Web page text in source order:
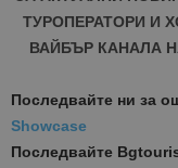
ТУРОПЕРАТОРИ И
ВАЙБЪР КАНАЛА
Последвайте ни за
Showcase
Последвайте